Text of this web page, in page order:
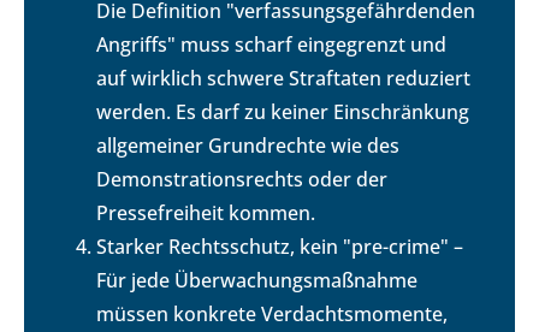
Die Definition "verfassungsgefährdenden
Angriffs" muss scharf eingegrenzt und
auf wirklich schwere Straftaten reduziert
werden. Es darf zu keiner Einschränkung
allgemeiner Grundrechte wie des
Demonstrationsrechts oder der
Pressefreiheit kommen.
Starker Rechtsschutz, kein "pre-crime" –
Für jede Überwachungsmaßnahme
müssen konkrete Verdachtsmomente,